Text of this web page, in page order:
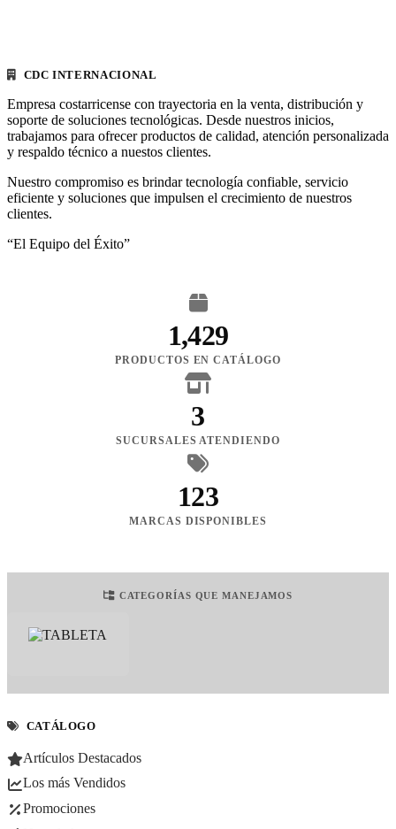
CDC INTERNACIONAL
Empresa costarricense con trayectoria en la venta, distribución y
soporte de soluciones tecnológicas. Desde nuestros inicios,
trabajamos para ofrecer productos de calidad, atención personalizada
y respaldo técnico a nuestos clientes.
Nuestro compromiso es brindar tecnología confiable, servicio
eficiente y soluciones que impulsen el crecimiento de nuestros
clientes.
“El Equipo del Éxito”
1,429
PRODUCTOS EN CATÁLOGO
3
SUCURSALES ATENDIENDO
123
MARCAS DISPONIBLES
CATEGORÍAS QUE MANEJAMOS
CATÁLOGO
Artículos Destacados
Los más Vendidos
Promociones